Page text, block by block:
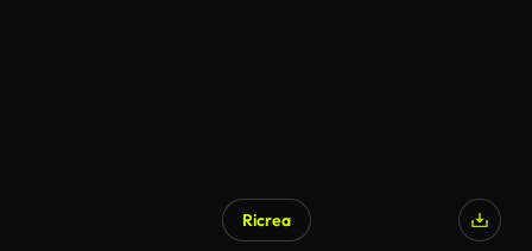
Ricrea